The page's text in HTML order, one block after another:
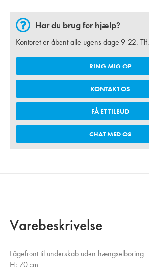
Har du brug for hjælp?
Kontoret er åbent alle ugens dage 9-22. Tlf.
RING MIG OP
KONTAKT OS
FÅ ET TILBUD
CHAT MED OS
Varebeskrivelse
Lågefront til underskab uden hængselboring
H: 70 cm